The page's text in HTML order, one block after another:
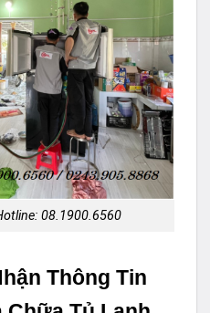
08.1900.6560
Thông Tin